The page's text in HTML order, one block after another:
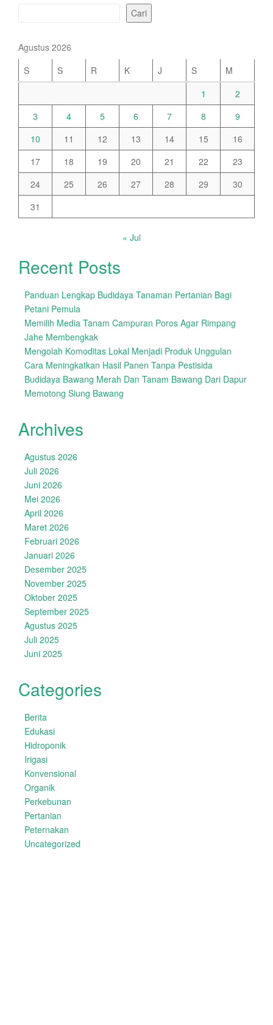
Cari
Agustus 2026
S
S R K J S
M
1
2
3
4 5 6 7 8
9
10
11 12 13 14 15
16
17
18 19 20 21 22
23
24
25 26 27 28 29
30
31
« Jul
Recent Posts
Panduan Lengkap Budidaya Tanaman Pertanian Bagi
Petani Pemula
Memilih Media Tanam Campuran Poros Agar Rimpang
Jahe Membengkak
Mengolah Komoditas Lokal Menjadi Produk Unggulan
Cara Meningkatkan Hasil Panen Tanpa Pestisida
Budidaya Bawang Merah Dan Tanam Bawang Dari Dapur
Memotong Siung Bawang
Archives
Agustus 2026
Juli 2026
Juni 2026
Mei 2026
April 2026
Maret 2026
Februari 2026
Januari 2026
Desember 2025
November 2025
Oktober 2025
September 2025
Agustus 2025
Juli 2025
Juni 2025
Categories
Berita
Edukasi
Hidroponik
Irigasi
Konvensional
Organik
Perkebunan
Pertanian
Peternakan
Uncategorized